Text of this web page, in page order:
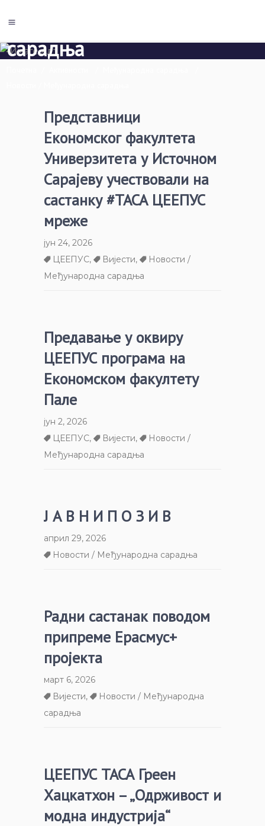
Новости / Међународна
сарадња
Представници
Економског факултета
Универзитета у Источном
Сарајеву учествовали на
састанку #ТАСА ЦЕЕПУС
мреже
јун 24, 2026
ЦЕЕПУС, Вијести,
Новости /
Међународна сарадња
Предавање у оквиру
ЦЕЕПУС програма на
Економском факултету
Пале
јун 2, 2026
ЦЕЕПУС, Вијести,
Новости /
Међународна сарадња
Ј А В Н И П О З И В
април 29, 2026
Новости / Међународна сарадња
Радни састанак поводом
припреме Ерасмус+
пројекта
март 6, 2026
Вијести,
Новости / Међународна
сарадња
ЦЕЕПУС ТАСА Греен
Хацкатхон – „Одрживост и
модна индустрија“